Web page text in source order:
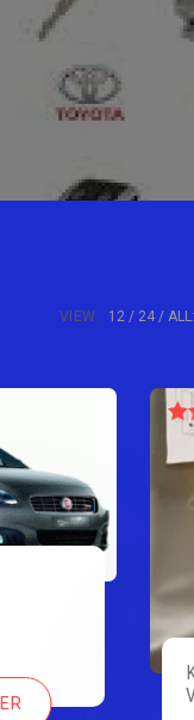
VIEW: 12 24 ALL: